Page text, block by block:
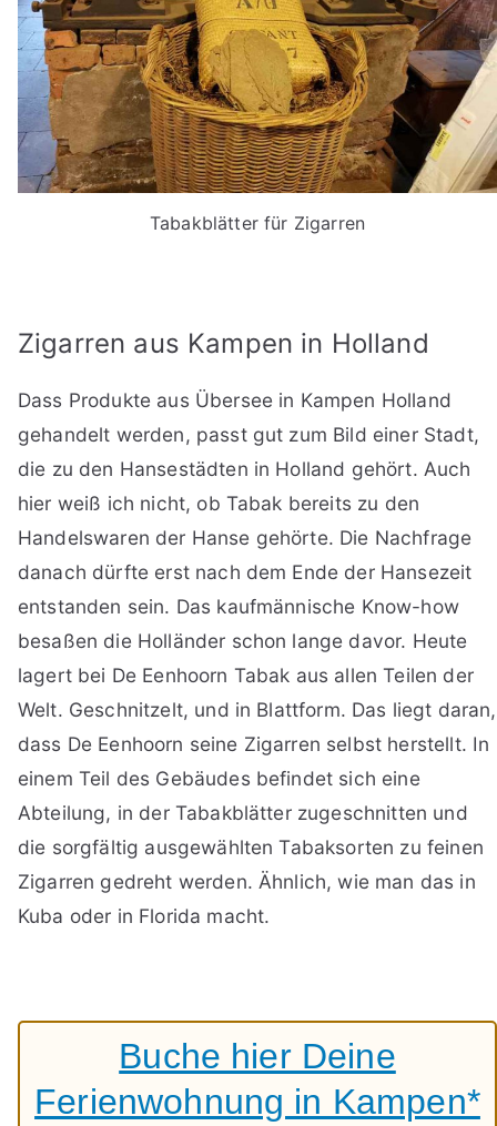
Tabakblätter für Zigarren
Zigarren aus Kampen in Holland
Dass Produkte aus Übersee in Kampen Holland
gehandelt werden, passt gut zum Bild einer Stadt,
die zu den Hansestädten in Holland gehört. Auch
hier weiß ich nicht, ob Tabak bereits zu den
Handelswaren der Hanse gehörte. Die Nachfrage
danach dürfte erst nach dem Ende der Hansezeit
entstanden sein. Das kaufmännische Know-how
besaßen die Holländer schon lange davor. Heute
lagert bei De Eenhoorn Tabak aus allen Teilen der
Welt. Geschnitzelt, und in Blattform. Das liegt daran,
dass De Eenhoorn seine Zigarren selbst herstellt. In
einem Teil des Gebäudes befindet sich eine
Abteilung, in der Tabakblätter zugeschnitten und
die sorgfältig ausgewählten Tabaksorten zu feinen
Zigarren gedreht werden. Ähnlich, wie man das in
Kuba oder in Florida macht.
Buche hier Deine
Ferienwohnung in Kampen*